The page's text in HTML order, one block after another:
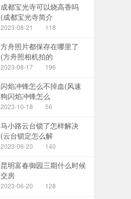
成都宝光寺可以烧高香吗
(成都宝光寺简介
2023-08-21 118
方舟照片都保存在哪里了
(方舟照相机拍的
2023-08-17 196
闪焰冲锋怎么不掉血(风速
狗闪焰冲锋怎么
2023-10-18 56
马小路云台锁了怎样解决
(云台锁定怎么解
2023-06-20 140
昆明富春御园三期什么时候
交房
2023-06-20 128